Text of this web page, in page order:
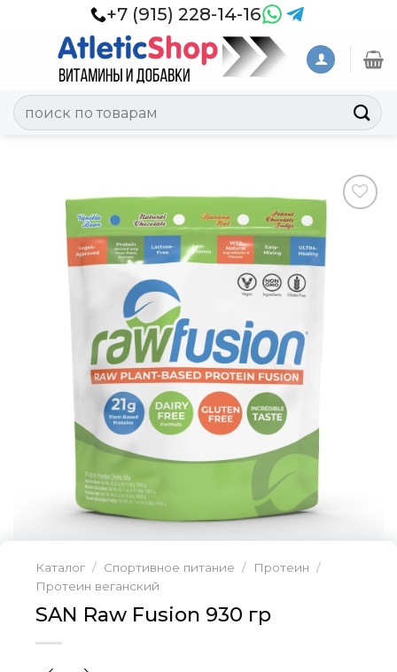
+7 (915) 228-14-16
Искать:
Добавить
Каталог / Спортивное питание / Протеин /
Протеин веганский
SAN Raw Fusion 930 гр